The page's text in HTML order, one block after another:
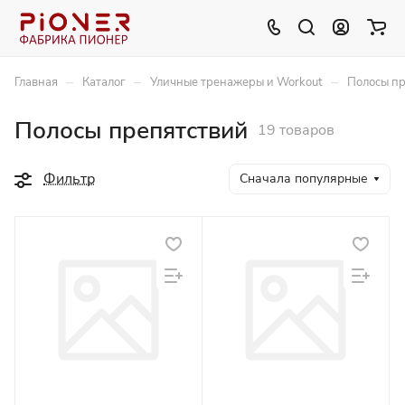
Главная – Каталог – Уличные тренажеры и Workout – Полосы
Полосы препятствий 19 товаров
Фильтр Сначала популярные